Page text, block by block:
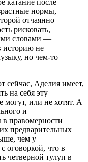
нормы,
отчаянно
рисковать,
словами —
историю не
но чем-то
сейчас, Аделия имеет,
на себя эту
могут, или не хотят. А
и
правомерности
предварительных
чем у
оговоркой, что в
четверной тулуп в